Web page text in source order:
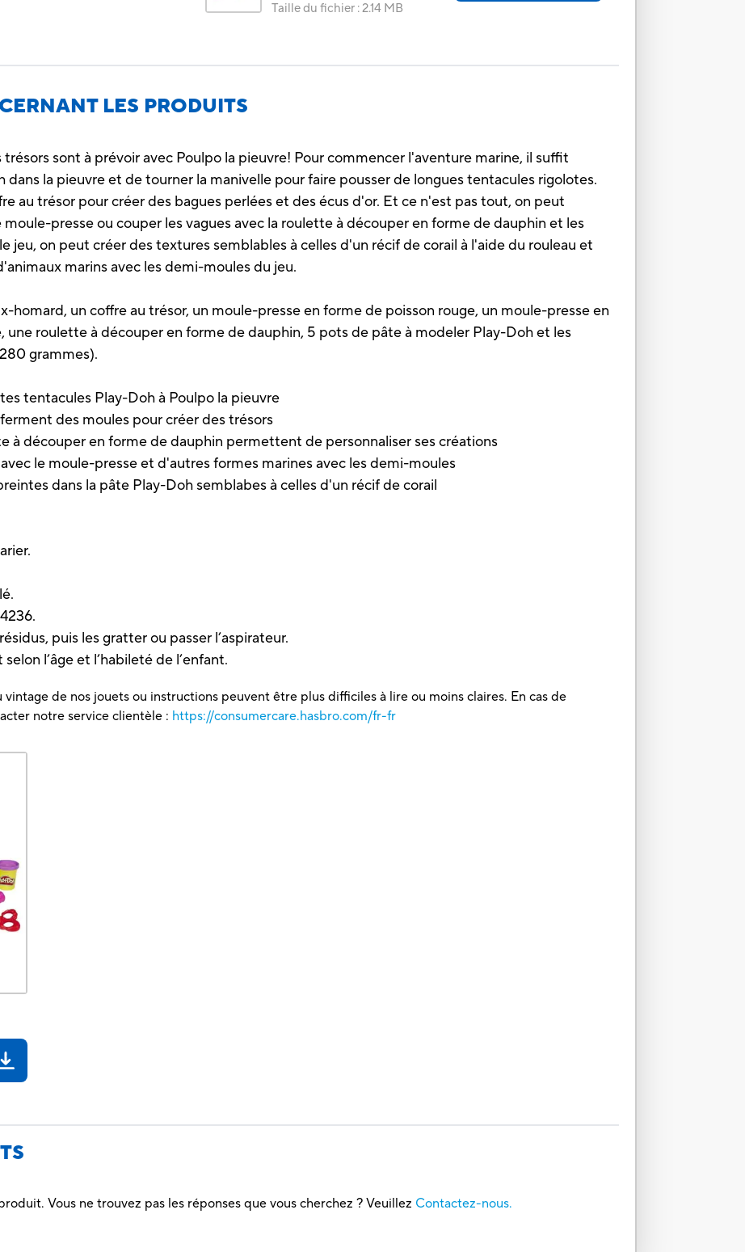
Taille du fichier :2.14 MB
LES PRODUITS
trésors sont à prévoir avec Poulpo la pieuvre! Pour commencer l'aventure marine, il suffit
la pieuvre et de tourner la manivelle pour faire pousser de longues tentacules rigolotes.
au trésor pour créer des bagues perlées et des écus d'or. Et ce n'est pas tout, on peut
presse ou couper les vagues avec la roulette à découper en forme de dauphin et les
jeu, on peut créer des textures semblables à celles d'un récif de corail à l'aide du rouleau et
marins avec les demi-moules du jeu.
homard, un coffre au trésor, un moule-presse en forme de poisson rouge, un moule-presse en
roulette à découper en forme de dauphin, 5 pots de pâte à modeler Play-Doh et les
grammes).
tentacules Play-Doh à Poulpo la pieuvre
des moules pour créer des trésors
à découper en forme de dauphin permettent de personnaliser ses créations
le moule-presse et d'autres formes marines avec les demi-moules
dans la pâte Play-Doh semblabes à celles d'un récif de corail
puis les gratter ou passer l’aspirateur.
l’âge et l’habileté de l’enfant.
de nos jouets ou instructions peuvent être plus difficiles à lire ou moins claires. En cas de
notre service clientèle : https://consumercare.hasbro.com/fr-fr
Vous ne trouvez pas les réponses que vous cherchez ? Veuillez Contactez-nous.